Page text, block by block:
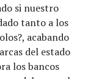
si nuestro
tanto a los
acabando
del estado
los bancos